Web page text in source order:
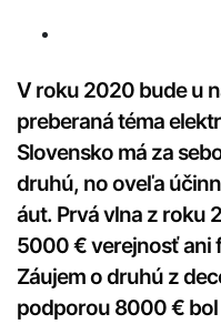
V roku 2020 bude u
preberaná téma
Slovensko má za
druhú, no oveľa
áut. Prvá vlna z roku
5000 € verejnosť ani
Záujem o druhú z
podporou 8000 €